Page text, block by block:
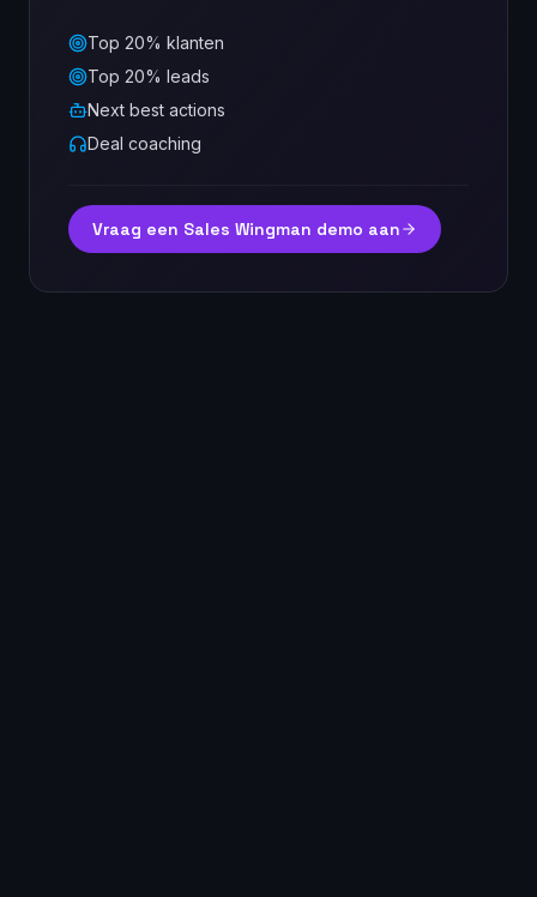
Top 20% klanten
Top 20% leads
Next best actions
Deal coaching
Vraag een Sales Wingman demo aan